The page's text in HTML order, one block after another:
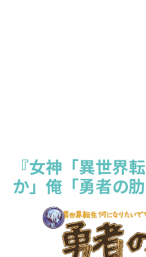
『女神「異世界
か」俺「勇者の肋